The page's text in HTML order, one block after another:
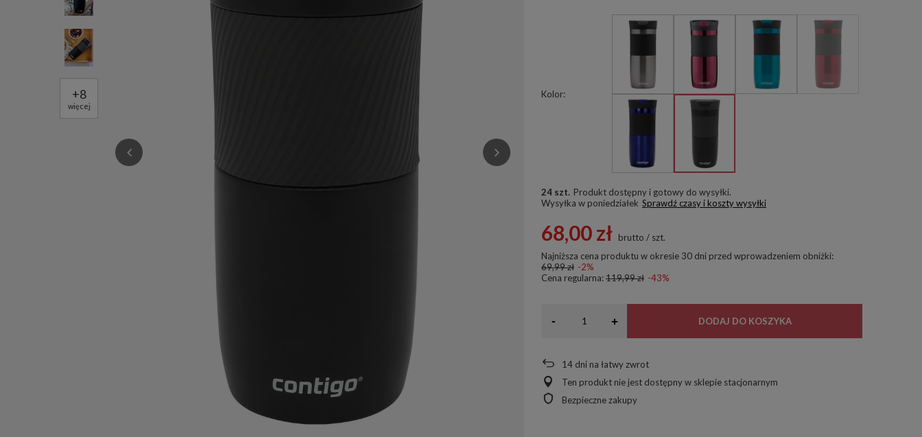
+8
więcej
Kolor
24 szt. Produkt dostępny i gotowy do wysyłki
Wysyłka w poniedziałek Sprawdź czasy i koszty wysyłki
68,00 zł brutto / szt.
Najniższa cena produktu w okresie 30 dni przed wprowadzeniem obniżki:
69,99 zł -2%
Cena regularna:119,99 zł -43%
- + DODAJ DO KOSZYKA
14 dni na łatwy zwrot
Ten produkt nie jest dostępny w sklepie stacjonarnym
Bezpieczne zakupy